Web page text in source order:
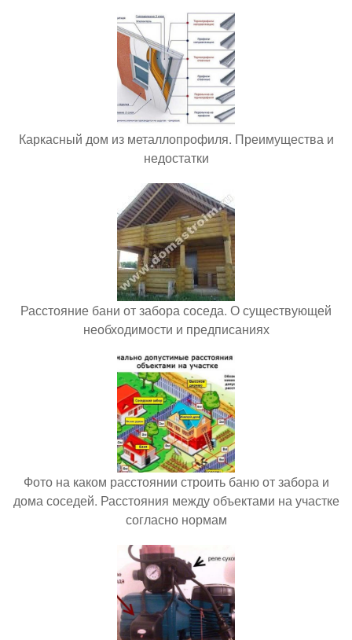
Каркасный дом из металлопрофиля. Преимущества и
недостатки
Расстояние бани от забора соседа. О существующей
необходимости и предписаниях
Фото на каком расстоянии строить баню от забора и
дома соседей. Расстояния между объектами на участке
согласно нормам